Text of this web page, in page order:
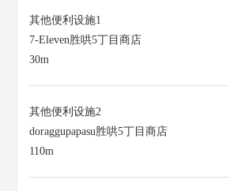
其他便利设施1
7-Eleven胜哄5丁目商店
30m
其他便利设施2
doraggupapasu胜哄5丁目商店
110m